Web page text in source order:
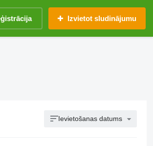
Izvietot sludinājumu
Ievietošanas datums